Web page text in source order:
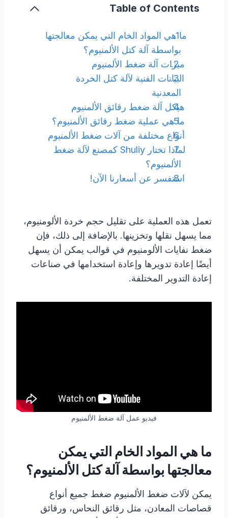
Table of Contents
ما هي المواد الخام التي يمكن معالجتها
بواسطة آلة كتل الألمنيوم؟
ميزات آلة ضغط الألمنيوم
البيانات الفنية لآلة كتل الخردة
المعدنية
هيكل آلة ضغط رقائق الألمنيوم
ما هي عملية ضغط رقائق الألمنيوم؟
أنواع مختلفة من آلات ضغط الألمنيوم
لماذا تختار Shuliy كمصنع لآلة ضغط
الألمنيوم؟
استفسر عن أسعارنا الآن!
تعمل هذه العملية على تقليل حجم خردة الألومنيوم،
مما يسهل نقلها وتخزينها. بالإضافة إلى ذلك، فإن
ضغط نفايات الألومنيوم في قوالب يمكن أن يسهل
أيضًا إعادة تدويرها وإعادة استخدامها في صناعات
إعادة التدوير المختلفة.
فيديو عمل آلة ضغط الألمنيوم
ما هي المواد الخام التي يمكن
معالجتها بواسطة آلة كتل الألمنيوم؟
يمكن لآلات ضغط الألمنيوم ضغط جميع أنواع
قصاصات المعادن، مثل رقائق النحاس، ورقائق